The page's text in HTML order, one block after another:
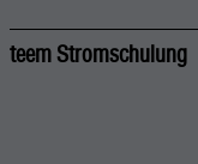
teem Stromschulung